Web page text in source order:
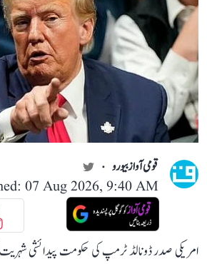
قومی آواز بیورو
07 Aug 2026, 9:40 AM
امریکی صدر ڈونالڈ ٹرمپ کی حکومت پیدائشی